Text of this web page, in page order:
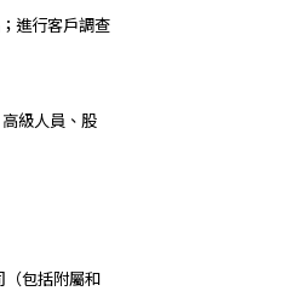
進行客戶調查
級人員、股
（包括附屬和